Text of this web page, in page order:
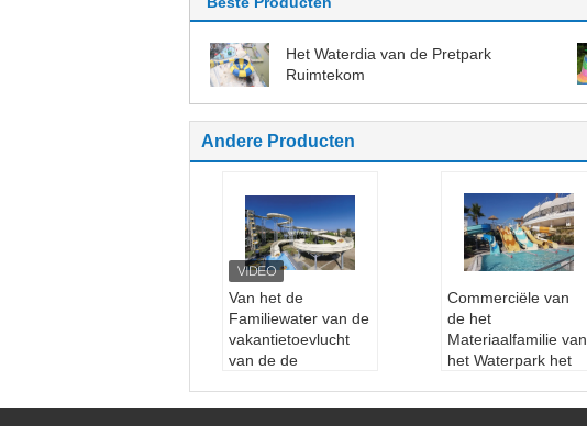
Het Waterdia van de Pretpark
Ruimtekom
Andere Producten
Van het de
Familiewater van de
vakantietoevlucht
van de de
Commerciële van
de het
Materiaalfamilie van
het Waterpark het